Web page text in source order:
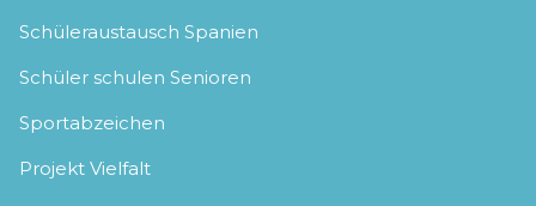
Schüleraustausch Spanien
Schüler schulen Senioren
Sportabzeichen
Projekt Vielfalt